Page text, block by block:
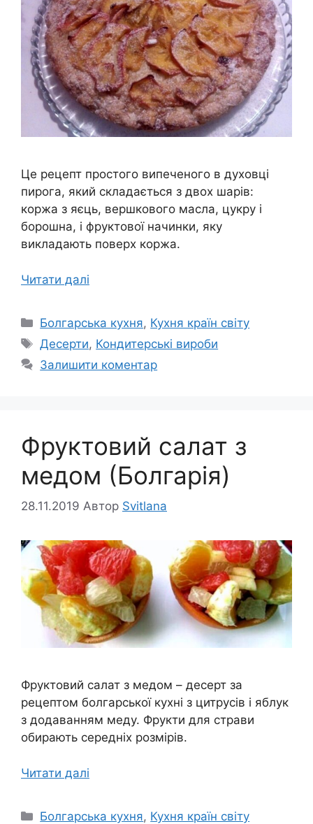
Це рецепт простого випеченого в духовці
пирога, який складається з двох шарів:
коржа з яєць, вершкового масла, цукру і
борошна, і фруктової начинки, яку
викладають поверх коржа.
Читати далі
Категорії
Болгарська кухня, Кухня країн світу
Позначки
Десерти, Кондитерські вироби
Залишити коментар
Фруктовий салат з
медом (Болгарія)
28.11.2019 Автор Svitlana
Фруктовий салат з медом – десерт за
рецептом болгарської кухні з цитрусів і яблук
з додаванням меду. Фрукти для страви
обирають середніх розмірів.
Читати далі
Категорії
Болгарська кухня, Кухня країн світу